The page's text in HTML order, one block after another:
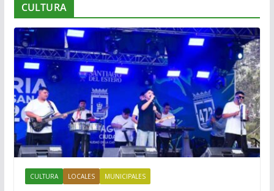
CULTURA
CULTURA LOCALES MUNICIPALES